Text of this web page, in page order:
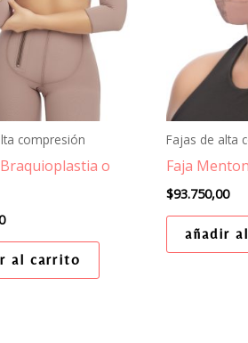
compresión
o
al carrito
Fajas de alta
Faja
$93.750,00
añadir